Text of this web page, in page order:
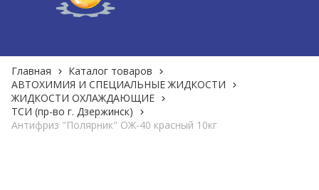
Главная
Каталог товаров
АВТОХИМИЯ И СПЕЦИАЛЬНЫЕ ЖИДКОСТИ
ЖИДКОСТИ ОХЛАЖДАЮЩИЕ
ТСИ (пр-во г. Дзержинск)
Антифриз "Полярник" ОЖ-40 красный 10кг